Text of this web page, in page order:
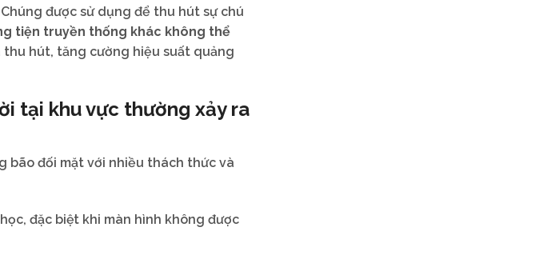
được sử dụng để thu hút sự chú
tiện truyền thống khác không thể
hút, tăng cường hiệu suất quảng
tại khu vực thường xảy ra
bão đối mặt với nhiều thách thức và
đặc biệt khi màn hình không được